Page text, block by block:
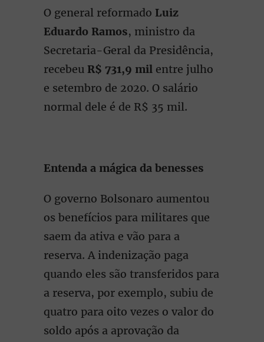
O general reformado Luiz
Eduardo Ramos, ministro da
Secretaria-Geral da Presidência,
recebeu R$ 731,9 mil entre julho
e setembro de 2020. O salário
normal dele é de R$ 35 mil.
Entenda a mágica da benesses
O governo Bolsonaro aumentou
os benefícios para militares que
saem da ativa e vão para a
reserva. A indenização paga
quando eles são transferidos para
a reserva, por exemplo, subiu de
quatro para oito vezes o valor do
soldo após a aprovação da